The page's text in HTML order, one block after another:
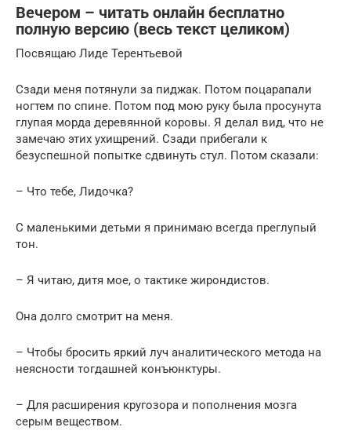
Вечером – читать онлайн бесплатно
полную версию (весь текст целиком)
Посвящаю Лиде Терентьевой
Сзади меня потянули за пиджак. Потом поцарапали
ногтем по спине. Потом под мою руку была просунута
глупая морда деревянной коровы. Я делал вид, что не
замечаю этих ухищрений. Сзади прибегали к
безуспешной попытке сдвинуть стул. Потом сказали:
– Что тебе, Лидочка?
С маленькими детьми я принимаю всегда преглупый
тон.
– Я читаю, дитя мое, о тактике жирондистов.
Она долго смотрит на меня.
– Чтобы бросить яркий луч аналитического метода на
неясности тогдашней конъюнктуры.
– Для расширения кругозора и пополнения мозга
серым веществом.